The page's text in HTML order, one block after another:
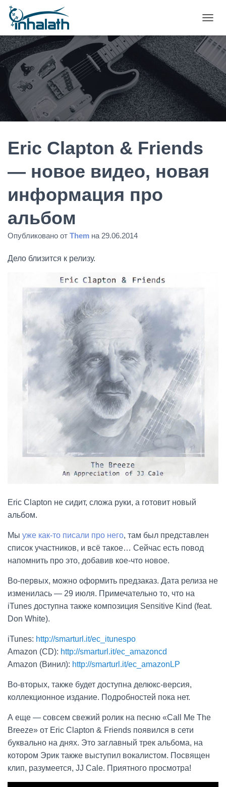
Е
Р
К
Л
Ю
Ч
Ь
Г
А
Eric Clapton & Friends
— новое видео, новая
информация про
альбом
Опубликовано от Them на 29.06.2014
Дело близится к релизу.
Eric Clapton не сидит, сложа руки, а готовит новый
альбом.
Мы уже как-то писали про него, там был представлен
список участников, и всё такое… Сейчас есть повод
напомнить про это, добавив кое-что новое.
Во-первых, можно оформить предзаказ. Дата релиза не
изменилась — 29 июля. Примечательно то, что на
iTunes доступна также композиция Sensitive Kind (feat.
Don White).
iTunes: http://smarturl.it/ec_itunespo
Amazon (CD): http://smarturl.it/ec_amazoncd
Amazon (Винил): http://smarturl.it/ec_amazonLP
Во-вторых, также будет доступна делюкс-версия,
коллекционное издание. Подробностей пока нет.
А еще — совсем свежий ролик на песню «Call Me The
Breeze» от Eric Clapton & Friends появился в сети
буквально на днях. Это заглавный трек альбома, на
котором Эрик также выступил вокалистом. Посвящен
клип, разумеется, JJ Cale. Приятного просмотра!